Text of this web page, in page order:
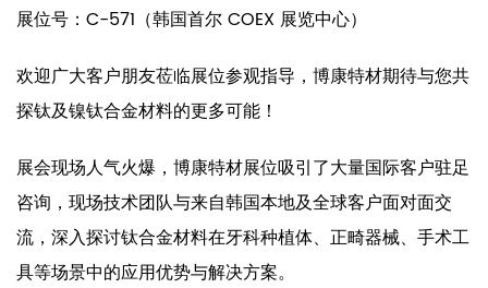
展位号：C-571（韩国首尔 COEX 展览中心）
欢迎广大客户朋友莅临展位参观指导，博康特材期待与您共
探钛及镍钛合金材料的更多可能！
展会现场人气火爆，博康特材展位吸引了大量国际客户驻足
咨询，现场技术团队与来自韩国本地及全球客户面对面交
流，深入探讨钛合金材料在牙科种植体、正畸器械、手术工
具等场景中的应用优势与解决方案。